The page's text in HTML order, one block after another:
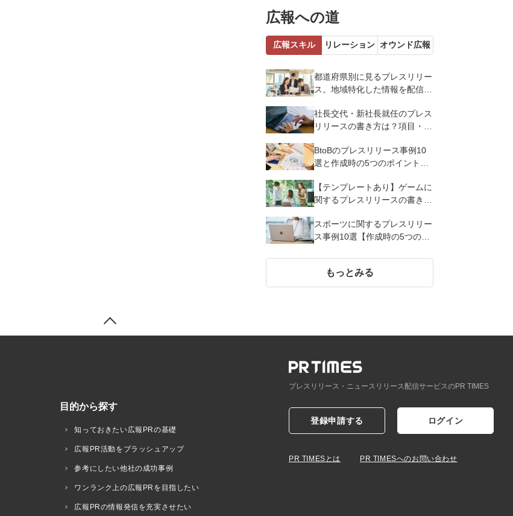
広報への道
広報スキル リレーション オウンド広報
都道府県別に見るプレスリリー
ス。地域特化した情報を配信す
社長交代・新社長就任のプレス
リリースの書き方は？項目・ポ
BtoBのプレスリリース事例10
選と作成時の5つのポイントを
【テンプレートあり】ゲームに
関するプレスリリースの書き方
スポーツに関するプレスリリー
ス事例10選【作成時の5つのポ
もっとみる
目的から探す
知っておきたい広報PRの基礎
広報PR活動をブラッシュアップ
参考にしたい他社の成功事例
ワンランク上の広報PRを目指したい
広報PRの情報発信を充実させたい
プレスリリース・ニュースリリース配信サービスのPR TIMES
登録申請する ログイン
PR TIMESとは PR TIMESへのお問い合わせ